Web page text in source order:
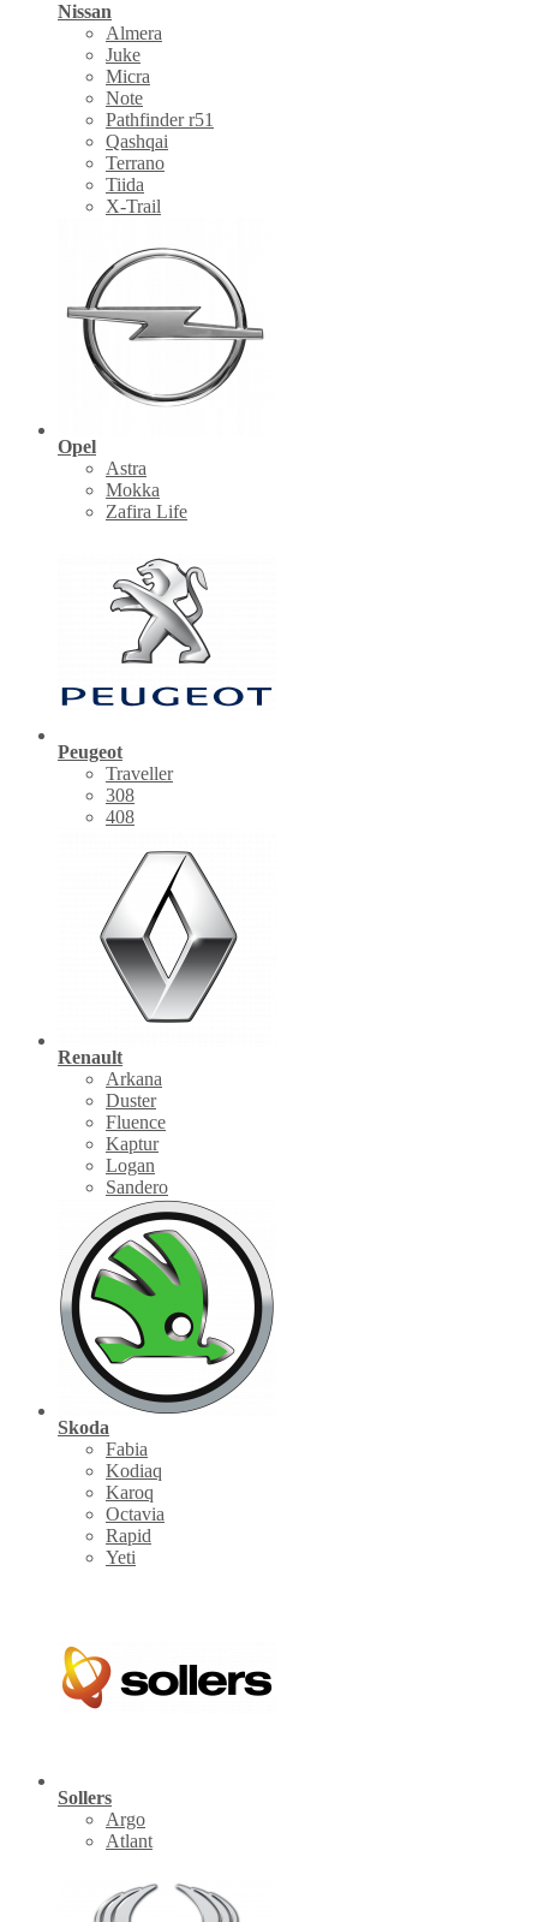
Nissan
Almera
Juke
Micra
Note
Pathfinder r51
Qashqai
Terrano
Tiida
X-Trail
Opel
Astra
Mokka
Zafira Life
Peugeot
Traveller
308
408
Renault
Arkana
Duster
Fluence
Kaptur
Logan
Sandero
Skoda
Fabia
Kodiaq
Karoq
Octavia
Rapid
Yeti
Sollers
Argo
Atlant